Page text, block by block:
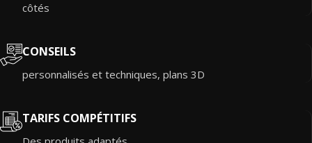
côtés
CONSEILS
personnalisés et techniques, plans 3D
TARIFS COMPÉTITIFS